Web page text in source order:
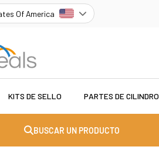
Of America
KITS DE SELLO PARTES DE CILINDRO
BUSCAR UN PRODUCTO